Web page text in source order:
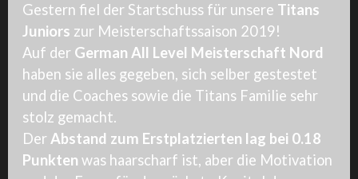
Gestern fiel der Startschuss für unsere Titans
Juniors zur Meisterschaftssaison 2019!
Auf der German All Level Meisterschaft Nord
haben sie alles gegeben, sich selber gestestet
und die Coaches sowie die Titans Familie sehr
stolz gemacht.
Der Abstand zum Erstplatzierten lag bei 0.18
Punkten was haarscharf ist, aber die Motivation